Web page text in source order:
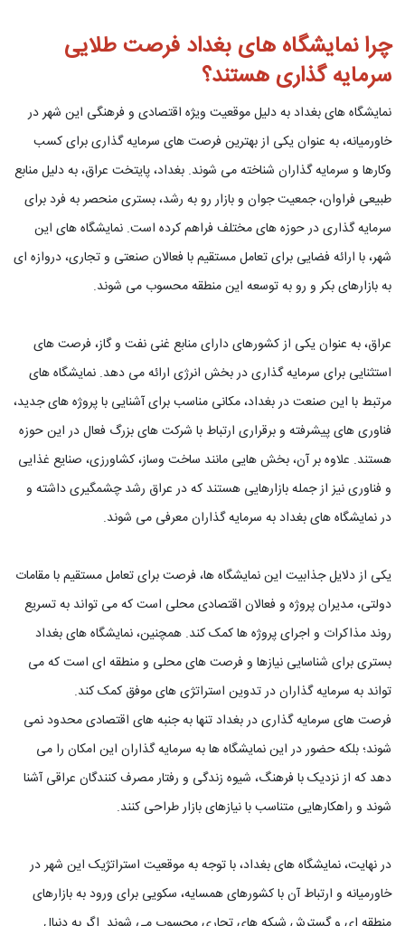
چرا نمایشگاه های بغداد فرصت طلایی
سرمایه گذاری هستند؟
نمایشگاه های بغداد به دلیل موقعیت ویژه اقتصادی و فرهنگی این شهر در
خاورمیانه، به عنوان یکی از بهترین فرصت های سرمایه گذاری برای کسب
وکارها و سرمایه گذاران شناخته می شوند. بغداد، پایتخت عراق، به دلیل منابع
طبیعی فراوان، جمعیت جوان و بازار رو به رشد، بستری منحصر به فرد برای
سرمایه گذاری در حوزه های مختلف فراهم کرده است. نمایشگاه های این
شهر، با ارائه فضایی برای تعامل مستقیم با فعالان صنعتی و تجاری، دروازه ای
به بازارهای بکر و رو به توسعه این منطقه محسوب می شوند.
عراق، به عنوان یکی از کشورهای دارای منابع غنی نفت و گاز، فرصت های
استثنایی برای سرمایه گذاری در بخش انرژی ارائه می دهد. نمایشگاه های
مرتبط با این صنعت در بغداد، مکانی مناسب برای آشنایی با پروژه های جدید،
فناوری های پیشرفته و برقراری ارتباط با شرکت های بزرگ فعال در این حوزه
هستند. علاوه بر آن، بخش هایی مانند ساخت وساز، کشاورزی، صنایع غذایی
و فناوری نیز از جمله بازارهایی هستند که در عراق رشد چشمگیری داشته و
در نمایشگاه های بغداد به سرمایه گذاران معرفی می شوند.
یکی از دلایل جذابیت این نمایشگاه ها، فرصت برای تعامل مستقیم با مقامات
دولتی، مدیران پروژه و فعالان اقتصادی محلی است که می تواند به تسریع
روند مذاکرات و اجرای پروژه ها کمک کند. همچنین، نمایشگاه های بغداد
بستری برای شناسایی نیازها و فرصت های محلی و منطقه ای است که می
تواند به سرمایه گذاران در تدوین استراتژی های موفق کمک کند.
فرصت های سرمایه گذاری در بغداد تنها به جنبه های اقتصادی محدود نمی
شوند؛ بلکه حضور در این نمایشگاه ها به سرمایه گذاران این امکان را می
دهد که از نزدیک با فرهنگ، شیوه زندگی و رفتار مصرف کنندگان عراقی آشنا
شوند و راهکارهایی متناسب با نیازهای بازار طراحی کنند.
در نهایت، نمایشگاه های بغداد، با توجه به موقعیت استراتژیک این شهر در
خاورمیانه و ارتباط آن با کشورهای همسایه، سکویی برای ورود به بازارهای